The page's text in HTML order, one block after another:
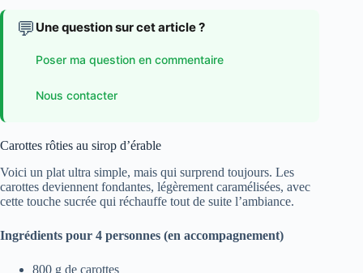
💬 Une question sur cet article ?
Poser ma question en commentaire
Nous contacter
Carottes rôties au sirop d’érable
Voici un plat ultra simple, mais qui surprend toujours. Les
carottes deviennent fondantes, légèrement caramélisées, avec
cette touche sucrée qui réchauffe tout de suite l’ambiance.
Ingrédients pour 4 personnes (en accompagnement)
800 g de carottes